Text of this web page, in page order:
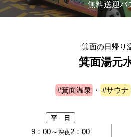
無料送迎バ
箕面の日帰り
箕面湯元
#箕面温泉 ・ #サウナ
平 日
9：00～ 深夜2：00